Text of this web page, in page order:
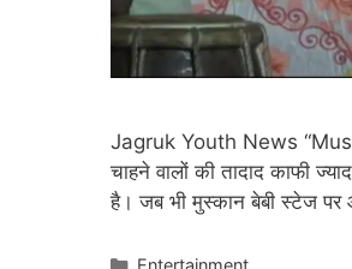
Jagruk Youth News
चाहने वालों की तादाद काफी
है। जब भी मुस्कान बेबी स्टेज
Categories